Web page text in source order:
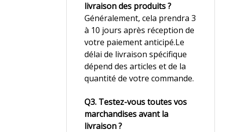
livraison des produits ?
Généralement, cela prendra 3
à 10 jours après réception de
votre paiement anticipé.Le
délai de livraison spécifique
dépend des articles et de la
quantité de votre commande.
Q3. Testez-vous toutes vos
marchandises avant la
livraison ?